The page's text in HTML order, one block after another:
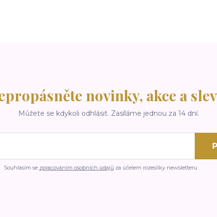
novinky, akce a
Můžete se kdykoli odhlásit. Zasíláme jednou za 14 dní.
Souhlasím se zpracováním osobních údajůza účelem rozesílky newsletteru.